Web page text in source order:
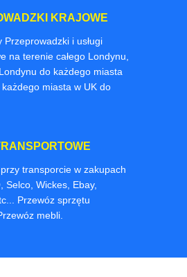
KRAJOWE
Przeprowadzki i usługi
na terenie całego Londynu,
do każdego miasta
miasta w UK do
transporcie w zakupach
Selco, Wickes, Ebay,
Przewóz sprzętu
mebli.